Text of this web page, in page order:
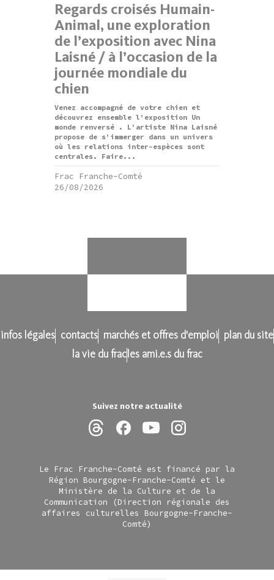
Suivez notre actualité
Regards croisés Humain-
Animal, une exploration
de l’exposition avec Nina
Laisné / à l’occasion de la
journée mondiale du
chien
Venez accompagné de votre chien et
découvrez ensemble l’exposition Un
monde renversé . L'artiste Nina Laisné
propose de s’immerger dans un univers
où les relations inter-espèces sont
centrales. Faire...
Frac Franche-Comté
26/08/2026
infos légales contacts marchés et offres d'emploi
plan du site
la vie du frac les ami.e.s du frac
Le Frac Franche-Comté est financé par la
Région Bourgogne-Franche-Comté et le
Ministère de la Culture et de la
Communication (Direction régionale des
affaires culturelles Bourgogne-Franche-
Comté)